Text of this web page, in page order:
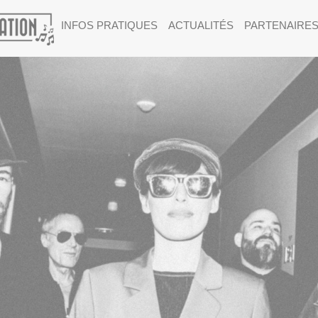
INFOS PRATIQUES ACTUALITÉS PARTENAIRES